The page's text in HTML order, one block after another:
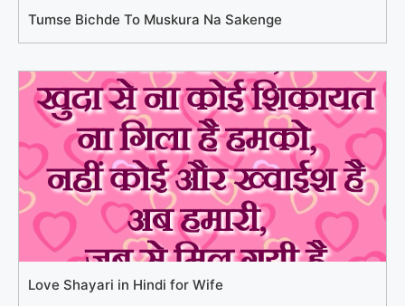
Tumse Bichde To Muskura Na Sakenge
Love Shayari in Hindi for Wife